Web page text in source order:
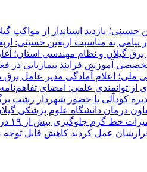
حسینی؛ بازدید استاندار از مواکب
در پیامی به مناسبت اربعین حسینی:
برق گیلان و نظام مهندسی استان؛
تخصصی آموزش فرایند بیماریابی در
ملی؛ اعلام آمادگی مدیر عامل
از توانمندی علمی: امضای
کودآلی با حضور شهردار رشت
درمان دانشگاه علوم پزشکی
جلوگیری بیش از ۱۹ درصدی از اعمال خاموشی برای مشتركان
عمل کردند كاهش قابل توجه مصرف برق